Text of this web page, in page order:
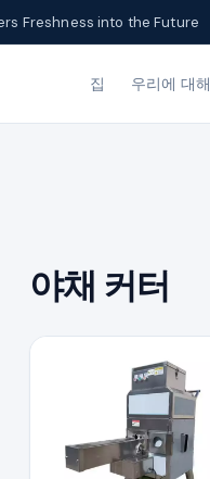
Freshness into the Future
집 우리에 대해
야채 커터